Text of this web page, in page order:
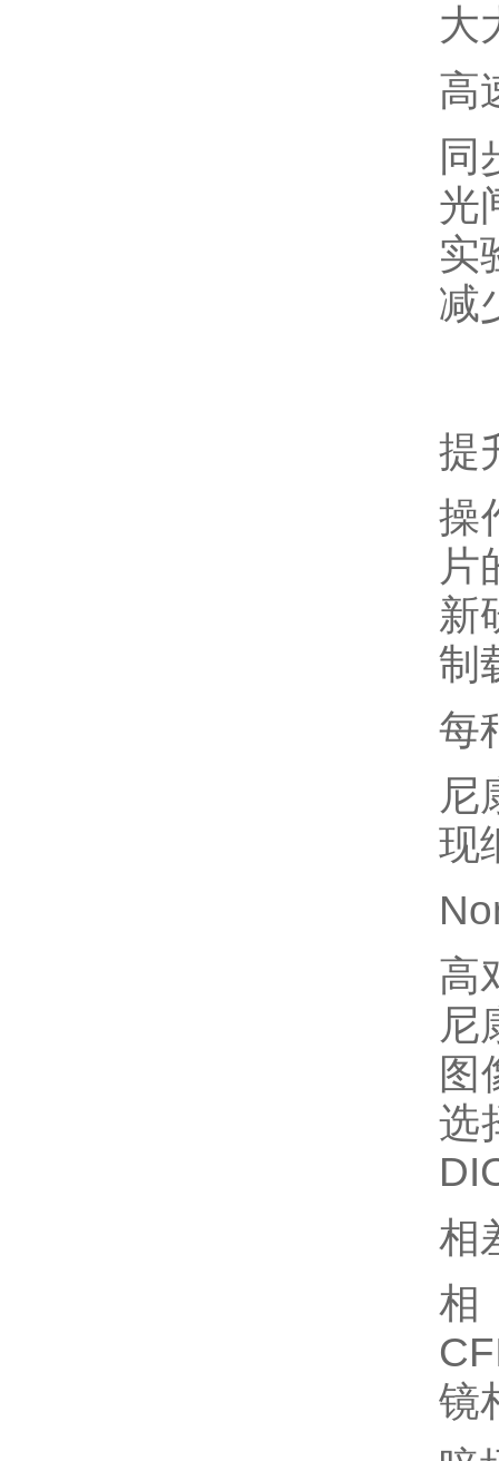
大
高
同
光
实
减
提
操
片
新
制
每
尼
现
高
尼
图
选
相
镜